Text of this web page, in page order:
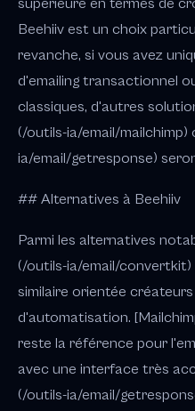
supérieure en termes de
Beehiiv est un choix
revanche, si vous avez
d'emailing transactionnel
classiques, d'autres
(/outils-ia/email/
ia/email/getresponse)
## Alternatives à Beehiiv
Parmi les alternatives
(/outils-ia/email/
similaire orientée
d'automatisation.
reste la référence pour
avec une interface très
(/outils-ia/email/